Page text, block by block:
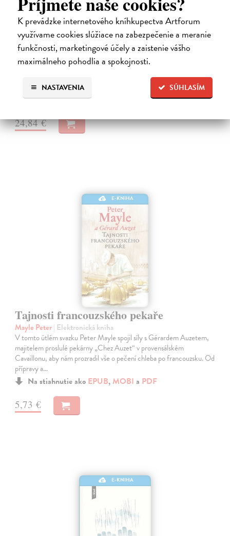
K prevádzke internetového kníhkupectva Artforum
využívame cookies slúžiace na zabezpečenie a meranie
funkčnosti, marketingové účely a zaistenie vášho
maximálneho pohodlia a spokojnosti.
SÚHLASÍM
NASTAVENIA
Město a jeho nejisté zdi
Murakami Haruki| Elektronická kniha
Město a jeho nejisté zdi – dlouho očekávaný román Harukiho
Murakamiho volně navazuje na autorovu starší novelu z roku 1980 a
tematicky se prolíná s jeho kultovním dílem Konec světa & Hard-
boiled Wonderland.…
Na stiahnutie akoEPUB
24,84 €
E-KNIHA
Tajnosti francouzského pekaře
Mayle Peter| Elektronická kniha
V tomto útlém svazku Peter Mayle spojil síly s Gérardem Auzetem,
majitelem proslulé pekárny „Chez Auzet“ v provensálském
Cavaillonu, aby nám prozradil vše o pečení chleba po francouzsku. Od
přípravy a…
Na stiahnutie ako EPUB, MOBI a PDF
5,73 €
E-KNIHA